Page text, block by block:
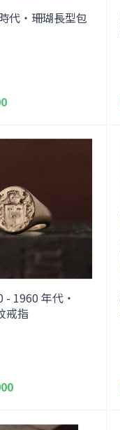
代・珊瑚長型包
- 1960 年代・
戒指